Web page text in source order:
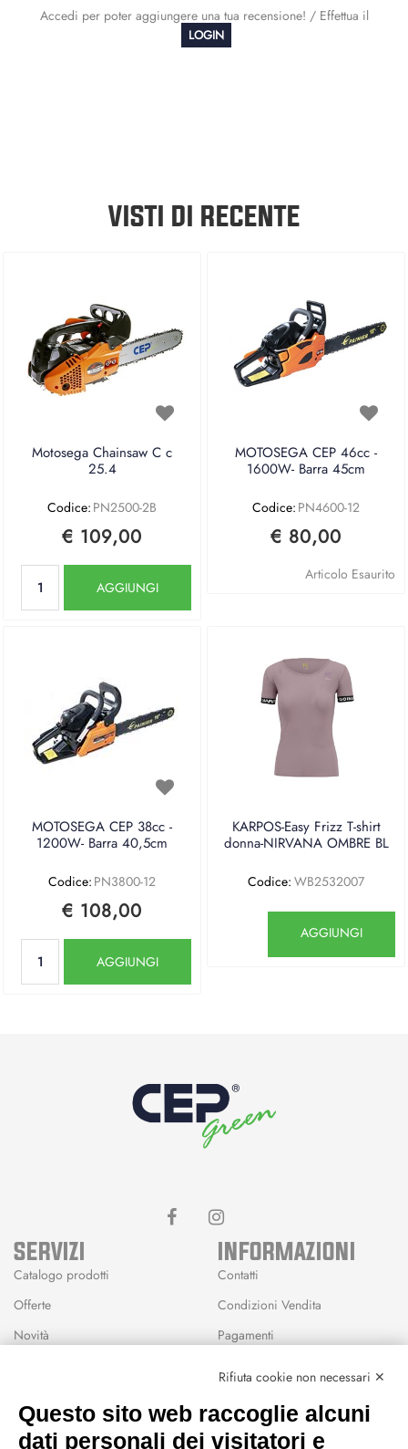
Accedi per poter aggiungere una tua recensione! / Effettua il
LOGIN
VISTI DI RECENTE
Motosega Chainsaw C c
25.4
Codice: PN2500-2B
€ 109,00
AGGIUNGI
MOTOSEGA CEP 46cc -
1600W- Barra 45cm
Codice: PN4600-12
€ 80,00
Articolo Esaurito
MOTOSEGA CEP 38cc -
1200W- Barra 40,5cm
Codice: PN3800-12
€ 108,00
AGGIUNGI
KARPOS-Easy Frizz T-shirt
donna-NIRVANA OMBRE BL
Codice: WB2532007
AGGIUNGI
SERVIZI
Catalogo prodotti
Offerte
Novità
Wishlist
INFORMAZIONI
Contatti
Condizioni Vendita
Pagamenti
Rifiuta cookie non necessari ✕
Questo sito web raccoglie alcuni
dati personali dei visitatori e